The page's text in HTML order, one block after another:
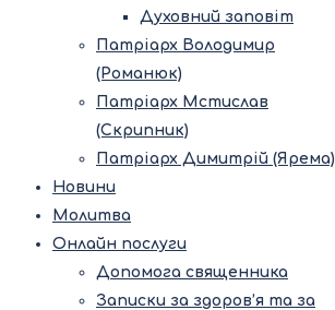
Духовний заповіт
Патріарх Володимир
(Романюк)
Патріарх Мстислав
(Скрипник)
Патріарх Димитрій (Ярема)
Новини
Молитва
Онлайн послуги
Допомога священника
Записки за здоров’я та за